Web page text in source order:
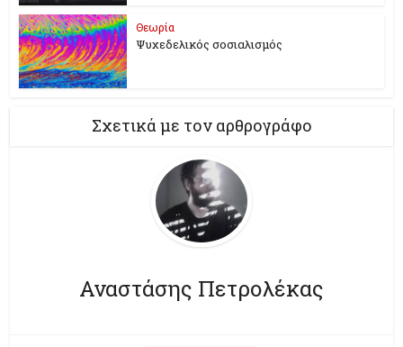
Θεωρία
Ψυχεδελικός σοσιαλισμός
Σχετικά με τον αρθρογράφο
Αναστάσης Πετρολέκας